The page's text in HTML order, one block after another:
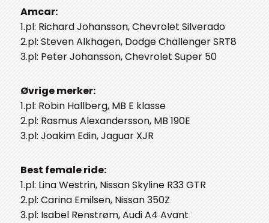
Amcar:
1.pl: Richard Johansson, Chevrolet Silverado
2.pl: Steven Alkhagen, Dodge Challenger SRT8
3.pl: Peter Johansson, Chevrolet Super 50
Øvrige merker:
1.pl: Robin Hallberg, MB E klasse
2.pl: Rasmus Alexandersson, MB 190E
3.pl: Joakim Edin, Jaguar XJR
Best female ride:
1.pl: Lina Westrin, Nissan Skyline R33 GTR
2.pl: Carina Emilsen, Nissan 350Z
3.pl: Isabel Renstrøm, Audi A4 Avant